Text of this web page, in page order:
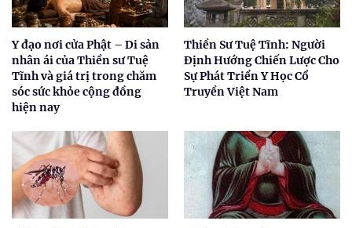
Y đạo nơi cửa Phật – Di sản
nhân ái của Thiền sư Tuệ
Tĩnh và giá trị trong chăm
sóc sức khỏe cộng đồng
hiện nay
Thiền Sư Tuệ Tĩnh: Người
Định Hướng Chiến Lược Cho
Sự Phát Triển Y Học Cổ
Truyền Việt Nam